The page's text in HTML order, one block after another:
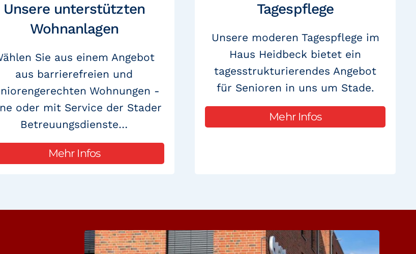
Unsere unterstützten
Wohnanlagen
Sie aus einem Angebot
aus barrierefreien und
Wohnungen -
oder mit Service der Stader
Betreuungsdienste…
Mehr Infos
Tagespflege
Unsere moderen Tagespflege im
Haus Heidbeck bietet ein
tagesstrukturierendes Angebot
für Senioren in uns um Stade.
Mehr Infos